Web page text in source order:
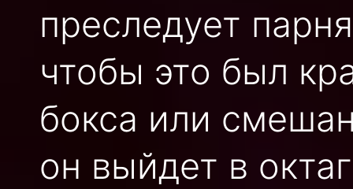
преследует
чтобы это был
бокса или
он выйдет в